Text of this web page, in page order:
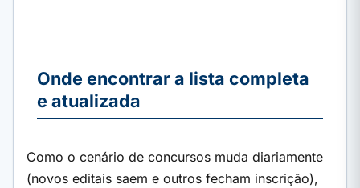
Onde encontrar a lista completa
e atualizada
Como o cenário de concursos muda diariamente
(novos editais saem e outros fecham inscrição),